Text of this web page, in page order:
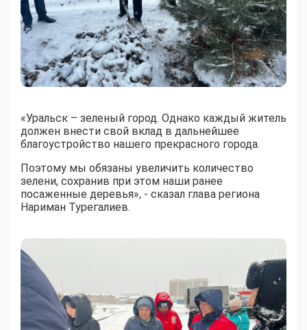
«Уральск – зеленый город. Однако каждый житель
должен внести свой вклад в дальнейшее
благоустройство нашего прекрасного города.
Поэтому мы обязаны увеличить количество
зелени, сохранив при этом наши ранее
посаженные деревья», - сказал глава региона
Нариман Турегалиев.